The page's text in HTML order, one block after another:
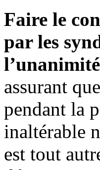
Faire le
par les
assurant
pendant la
inaltérable
est tout